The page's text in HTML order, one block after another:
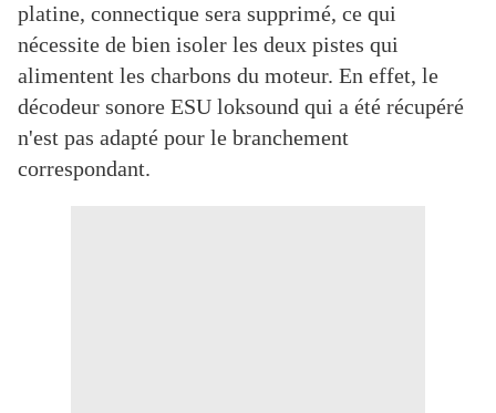
platine, connectique sera supprimé, ce qui
nécessite de bien isoler les deux pistes qui
alimentent les charbons du moteur. En effet, le
décodeur sonore ESU loksound qui a été récupéré
n'est pas adapté pour le branchement
correspondant.